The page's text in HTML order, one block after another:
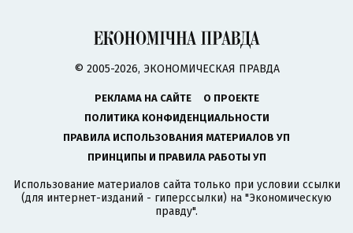
© 2005-2026, ЭКОНОМИЧЕСКАЯ ПРАВДА
РЕКЛАМА НА САЙТЕ
О ПРОЕКТЕ
ПОЛИТИКА КОНФИДЕНЦИАЛЬНОСТИ
ПРАВИЛА ИСПОЛЬЗОВАНИЯ МАТЕРИАЛОВ УП
ПРИНЦИПЫ И ПРАВИЛА РАБОТЫ УП
Использование материалов сайта только при условии ссылки
(для интернет-изданий - гиперссылки) на "Экономическую
правду".